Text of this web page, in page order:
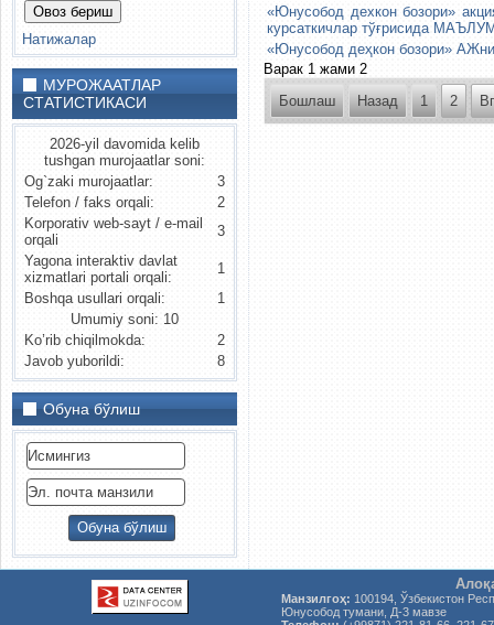
Натижалар
МУРОЖААТЛАР
СТАТИСТИКАСИ
2026-yil davomida kelib
tushgan murojaatlar soni:
Og`zaki murojaatlar:
3
Telefon / faks orqali:
2
Korporativ web-sayt / e-mail
orqali
3
Yagona interaktiv davlat
xizmatlari portali orqali:
1
Boshqa usullari orqali:
1
Umumiy soni: 10
Ko’rib chiqilmokda:
2
Javob yuborildi:
8
Обуна бўлиш
«Юнусобод дехкон бозори»
курсаткичлар тўғрисида
«Юнусобод деҳкон бозори»
Варак 1 жами 2
Бошлаш
Назад 1 2
Манзилгоҳ: 100194, Ўзбекистон
Юнусобод тумани, Д-3 мавзе